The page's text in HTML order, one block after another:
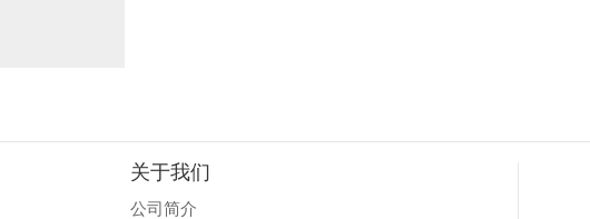
关于我们
公司简介